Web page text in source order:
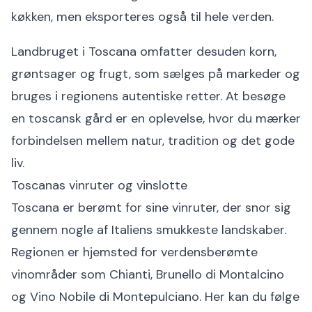
køkken, men eksporteres også til hele verden.
Landbruget i Toscana omfatter desuden korn,
grøntsager og frugt, som sælges på markeder og
bruges i regionens autentiske retter. At besøge
en toscansk gård er en oplevelse, hvor du mærker
forbindelsen mellem natur, tradition og det gode
liv.
Toscanas vinruter og vinslotte
Toscana er berømt for sine vinruter, der snor sig
gennem nogle af Italiens smukkeste landskaber.
Regionen er hjemsted for verdensberømte
vinområder som Chianti, Brunello di Montalcino
og Vino Nobile di Montepulciano. Her kan du følge